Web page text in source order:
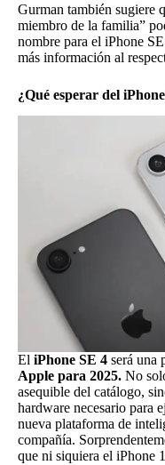
Gurman también sugiere
miembro de la familia”
nombre para el iPhone
más información al
¿Qué esperar del
El iPhone SE 4 será una
Apple para 2025. No
asequible del catálogo,
hardware necesario para
nueva plataforma de
compañía.
que ni siquiera el iPhone